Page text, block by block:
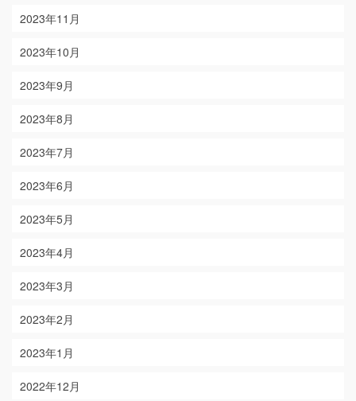
2023年11月
2023年10月
2023年9月
2023年8月
2023年7月
2023年6月
2023年5月
2023年4月
2023年3月
2023年2月
2023年1月
2022年12月